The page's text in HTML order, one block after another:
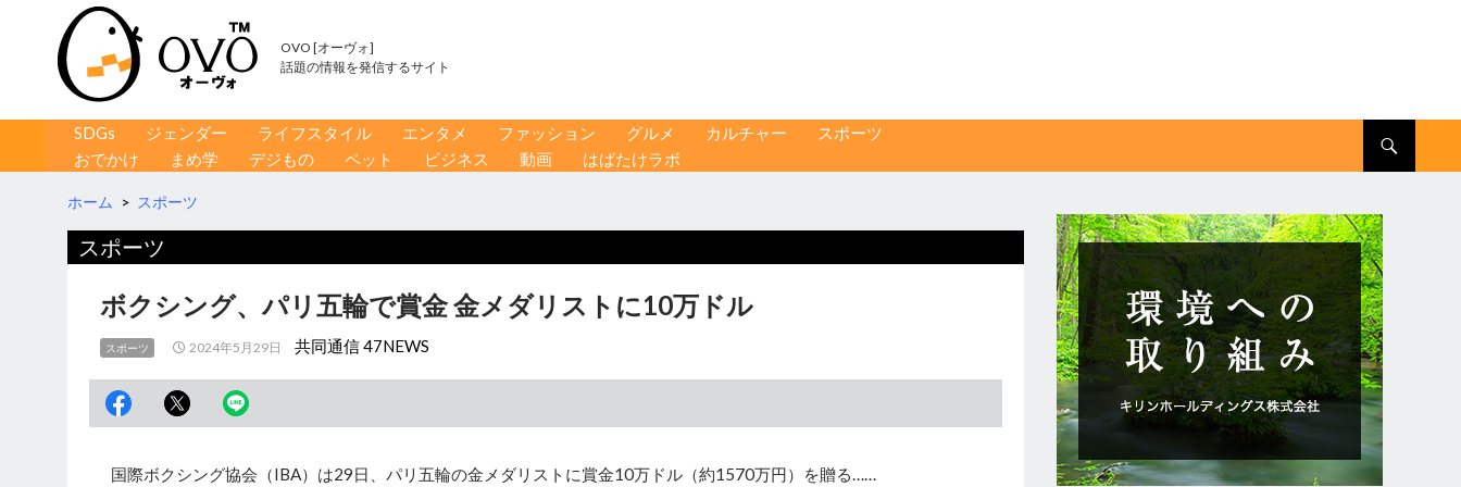
OVO [オーヴォ]
話題の情報を発信するサイト
コンテンツへ移動
SDGs ジェンダー ライフスタイル エンタメ ファッション グルメ カルチャー
スポーツ
おでかけ
まめ学 デジもの ペット ビジネス 動画 はばたけラボ
ホーム > スポーツ
スポーツ
ボクシング、パリ五輪で賞金 金メダリストに10万ドル
スポーツ 2024年5月29日 共同通信 47NEWS
国際ボクシング協会（IBA）は29日、パリ五輪の金メダリストに賞金10万ドル（約1570万円）を贈る……